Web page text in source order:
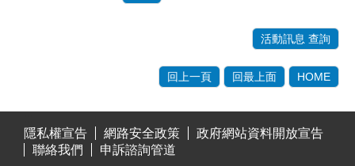
活動訊息 查詢
回上一頁 回最上面 HOME
隱私權宣告
網路安全政策
政府網站資料開放宣告
聯絡我們
申訴諮詢管道